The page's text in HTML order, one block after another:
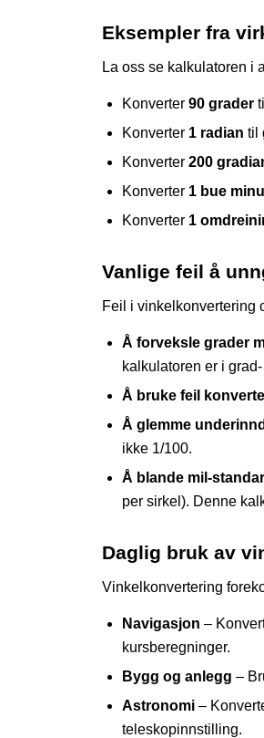
Eksempler fra
La oss se kalkulatoren i
Konverter 90 grader
Konverter 1 radian til
Konverter 200
Konverter 1 bue
Konverter 1
Vanlige feil å
Feil i vinkelkonvertering
Å forveksle grader
kalkulatoren er i
Å bruke feil
Å glemme
ikke 1/100.
Å blande mil-
per sirkel). Denne
Daglig bruk av
Vinkelkonvertering
Navigasjon –
kursberegninger.
Bygg og anlegg –
Astronomi –
teleskopinnstilling.